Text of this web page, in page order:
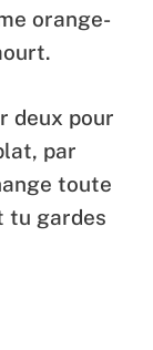
orange-
deux pour
par
toute
tu gardes